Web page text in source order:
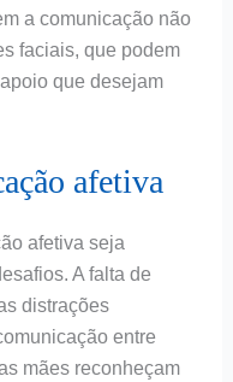
a comunicação não
faciais, que podem
que desejam
afetiva
afetiva seja
A falta de
distrações
entre
mães reconheçam